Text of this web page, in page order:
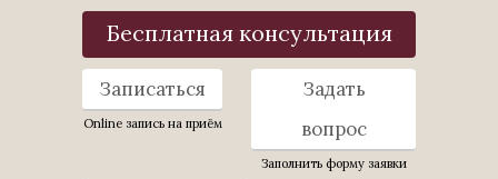
Бесплатная консультация
Записаться
Online запись на приём
Задать
вопрос
Заполнить форму заявки